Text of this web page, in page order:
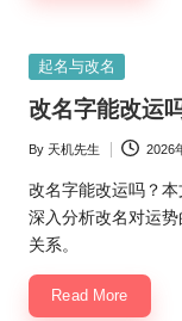
Posted
起名与改名
改名字能改运
Posted
by
By 天机先生 2026
改名字能改运吗？
深入分析改名对运
关系。
Read More